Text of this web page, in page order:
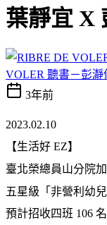
葉靜宜 X
VOLER 聽書－彭瀞
3年前
2023.02.10
【生活好 EZ】
臺北榮總員山分院
五星級「非營利幼
預計招收四班 106